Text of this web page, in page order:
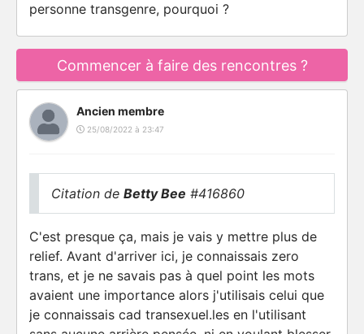
personne transgenre, pourquoi ?
Commencer à faire des rencontres ?
Ancien membre
25/08/2022 à 23:47
Citation de Betty Bee #416860
C'est presque ça, mais je vais y mettre plus de
relief. Avant d'arriver ici, je connaissais zero
trans, et je ne savais pas à quel point les mots
avaient une importance alors j'utilisais celui que
je connaissais cad transexuel.les en l'utilisant